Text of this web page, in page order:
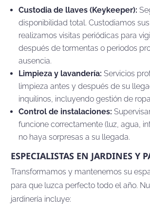
Custodia de llaves (Keykeeper):
disponibilidad total. Custodiamos
realizamos visitas periódicas para
después de tormentas o periodos
ausencia.
Limpieza y lavandería: Servicios
limpieza antes y después de su
inquilinos, incluyendo gestión de
Control de instalaciones:
funcione correctamente (luz, agua,
no haya sorpresas a su llegada.
ESPECIALISTAS EN JARDINES Y
Transformamos y mantenemos su
para que luzca perfecto todo el año.
jardinería incluye: